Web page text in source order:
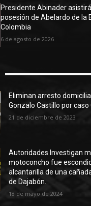
Presidente Abinader
posesión de Abelardo de la
Colombia
6 de agosto de 2026
Eliminan arresto
Gonzalo Castillo por
21 de diciembre de 2023
Autoridades Investigan
motoconcho fue
alcantarilla de una
de Dajabón.
18 de mayo de 2024